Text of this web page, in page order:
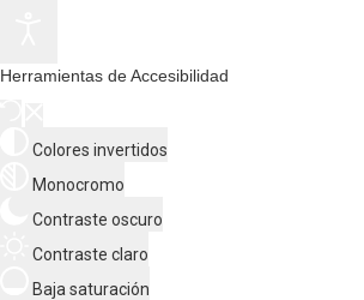
Herramientas de Accesibilidad
Colores invertidos
Monocromo
Contraste oscuro
Contraste claro
Baja saturación